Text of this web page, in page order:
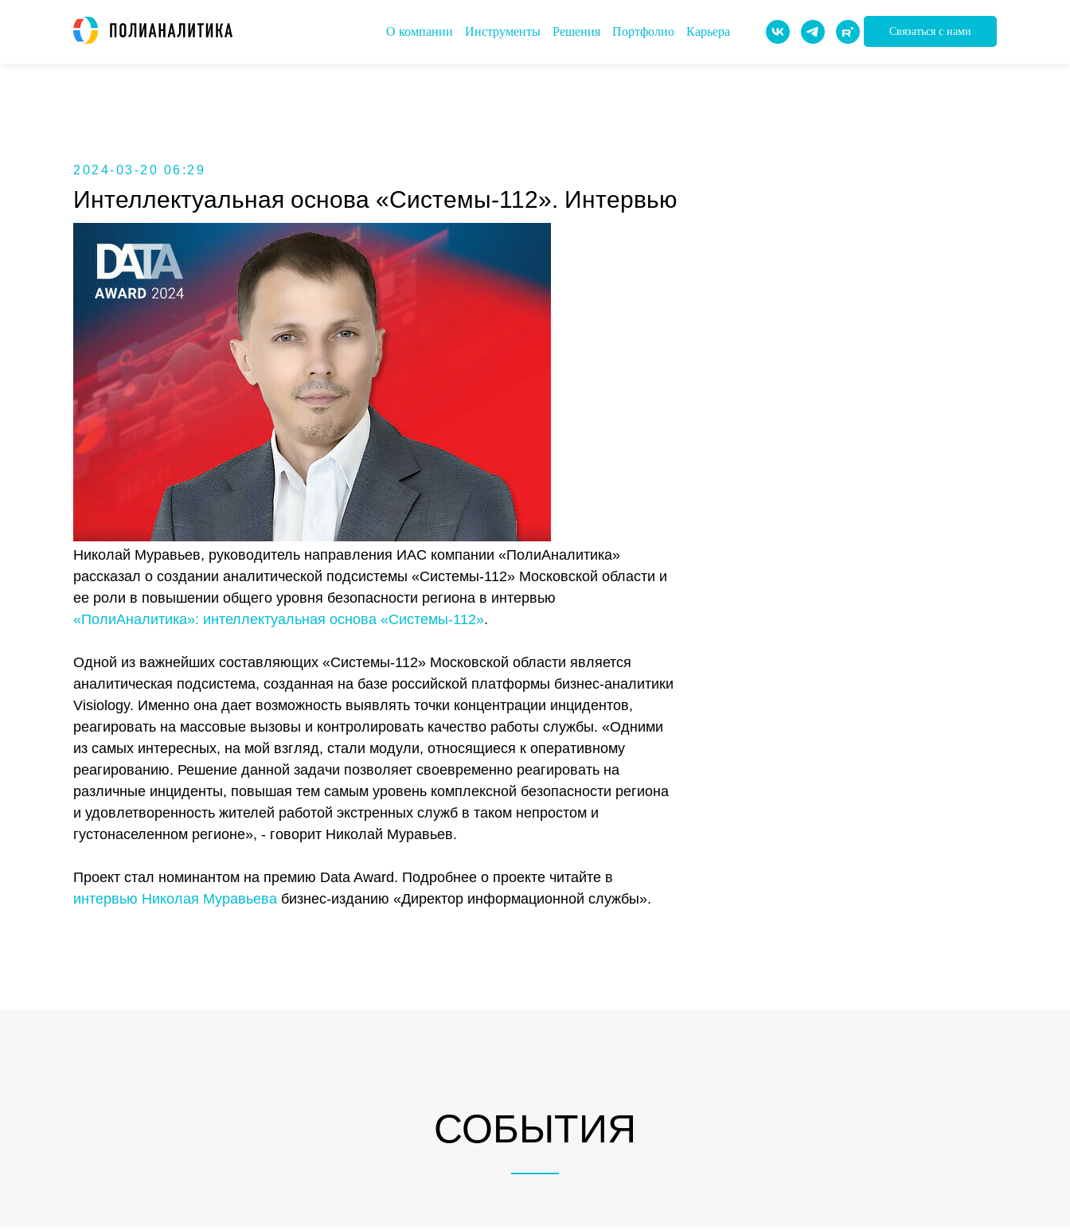
О компании Инструменты Решения Портфолио Карьера Связаться с нами
2024-03-20 06:29
Интеллектуальная основа «Системы-112». Интервью
Николай Муравьев, руководитель направления ИАС компании «ПолиАналитика»
рассказал о создании аналитической подсистемы «Системы-112» Московской области и
ее роли в повышении общего уровня безопасности региона в интервью
«ПолиАналитика»: интеллектуальная основа «Системы-112».
Одной из важнейших составляющих «Системы-112» Московской области является
аналитическая подсистема, созданная на базе российской платформы бизнес-аналитики
Visiology. Именно она дает возможность выявлять точки концентрации инцидентов,
реагировать на массовые вызовы и контролировать качество работы службы. «Одними
из самых интересных, на мой взгляд, стали модули, относящиеся к оперативному
реагированию. Решение данной задачи позволяет своевременно реагировать на
различные инциденты, повышая тем самым уровень комплексной безопасности региона
и удовлетворенность жителей работой экстренных служб в таком непростом и
густонаселенном регионе», - говорит Николай Муравьев.
Проект стал номинантом на премию Data Award. Подробнее о проекте читайте в
интервью Николая Муравьева бизнес-изданию «Директор информационной службы».
СОБЫТИЯ